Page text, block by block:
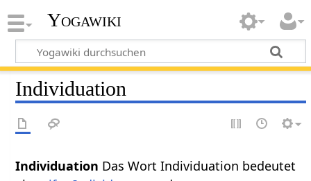
Yogawiki
Individuation
Individuation Das Wort Individuation bedeutet